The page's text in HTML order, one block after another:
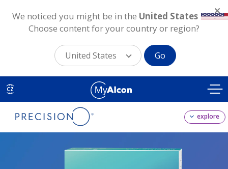
to
main
content
CZ
explore
We noticed you might be in the United States
.
Choose content for your country or region?
United States Go